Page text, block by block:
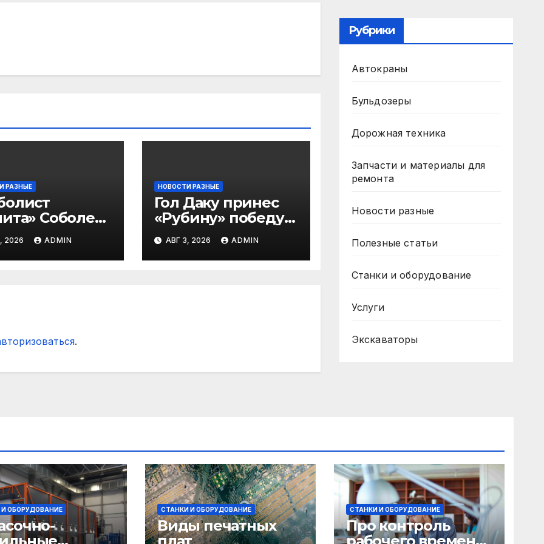
РАЗНЫЕ
Соболев:
скрывать
тяжело
2026 ADMIN
НОВОСТИ РАЗНЫЕ
Гол Даку принес
«Рубину» победу
над «Акроном» в
матче РПЛ
АВГ 3, 2026 ADMIN
.
Рубрики
Автокраны
Бульдозеры
Дорожная техника
Запчасти и материалы для
ремонта
Новости разные
Полезные статьи
Станки и оборудование
Услуги
Экскаваторы
ОБОРУДОВАНИЕ СТАНКИ И ОБОРУДОВАНИЕ
Виды печатных
СТАНКИ И ОБОРУДОВАНИЕ
Про контроль